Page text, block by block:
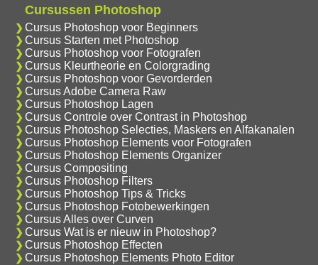
Cursussen Photoshop
Cursus Photoshop voor Beginners
Cursus Starten met Photoshop
Cursus Photoshop voor Fotografen
Cursus Kleurtheorie en Colorgrading
Cursus Photoshop voor Gevorderden
Cursus Adobe Camera Raw
Cursus Photoshop Lagen
Cursus Controle over Contrast in Photoshop
Cursus Photoshop Selecties, Maskers en Alfakanalen
Cursus Photoshop Elements voor Fotografen
Cursus Photoshop Elements Organizer
Cursus Compositing
Cursus Photoshop Filters
Cursus Photoshop Tips & Tricks
Cursus Photoshop Fotobewerkingen
Cursus Alles over Curven
Cursus Wat is er nieuw in Photoshop?
Cursus Photoshop Effecten
Cursus Photoshop Elements Photo Editor